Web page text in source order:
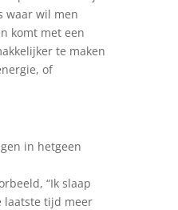
waar wil men
komt met een
te maken
of
in hetgeen
“Ik slaap
laatste tijd meer